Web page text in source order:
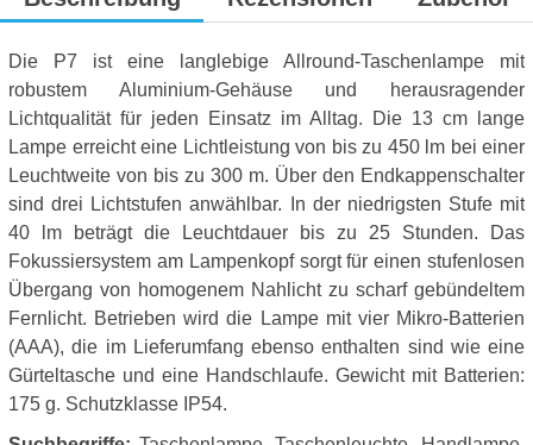
Die P7 ist eine langlebige Allround-Taschenlampe mit
robustem Aluminium-Gehäuse und herausragender
Lichtqualität für jeden Einsatz im Alltag. Die 13 cm lange
Lampe erreicht eine Lichtleistung von bis zu 450 lm bei einer
Leuchtweite von bis zu 300 m. Über den Endkappenschalter
sind drei Lichtstufen anwählbar. In der niedrigsten Stufe mit
40 lm beträgt die Leuchtdauer bis zu 25 Stunden. Das
Fokussiersystem am Lampenkopf sorgt für einen stufenlosen
Übergang von homogenem Nahlicht zu scharf gebündeltem
Fernlicht. Betrieben wird die Lampe mit vier Mikro-Batterien
(AAA), die im Lieferumfang ebenso enthalten sind wie eine
Gürteltasche und eine Handschlaufe. Gewicht mit Batterien:
175 g. Schutzklasse IP54.